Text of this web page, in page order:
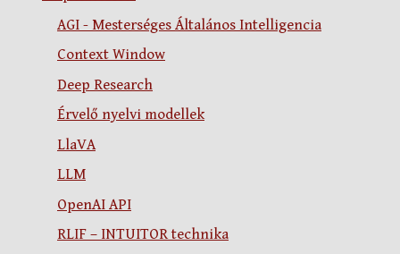
AGI - Mesterséges Általános Intelligencia
Context Window
Deep Research
Érvelő nyelvi modellek
LlaVA
LLM
OpenAI API
RLIF – INTUITOR technika